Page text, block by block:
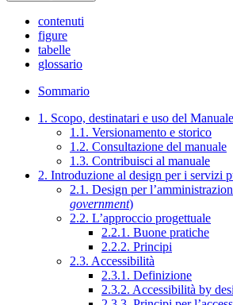
contenuti
figure
tabelle
glossario
Sommario
1. Scopo, destinatari e uso del
1.1. Versionamento e storico
1.2. Consultazione del manuale
1.3. Contribuisci al manuale
2. Introduzione al design per i servizi
2.1. Design per
government)
2.2. L’approccio progettuale
2.2.1. Buone pratiche
2.2.2. Principi
2.3. Accessibilità
2.3.1. Definizione
2.3.2. Accessibilità by